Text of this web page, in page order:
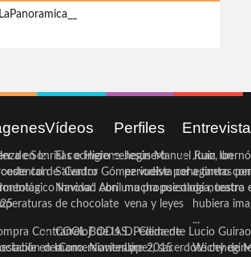
en la
con
en la
de Sonrisas e Higiene
de ‘Centro
Innova’. Abril
Contrarreloj’ de la
de Comerciantes y
Vídeos
El cocinero ceheginero
Salvador Gómez vuelve por
Navidad con una propuesta
de chocolate
COOL BODAS. Pedida de
mano. Noviembre 2015
Perfiles
Jesús Manuel Ruiz, un
periodista ceheginero con
mucha psicología, teatro
vena y leyes
D. Clemente Lucio Guirao
López, sacerdote
Juan
a tantas
de nuestra
hubiera
...
Wichy de